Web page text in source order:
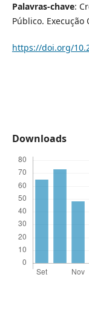
Palavras-chave:
Público.
https://doi.org/
Downloads